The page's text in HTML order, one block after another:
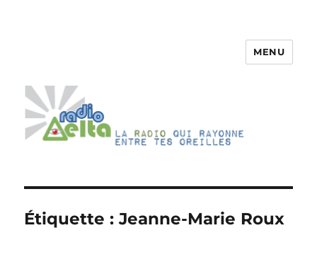
MENU
Étiquette :Jeanne-Marie Roux